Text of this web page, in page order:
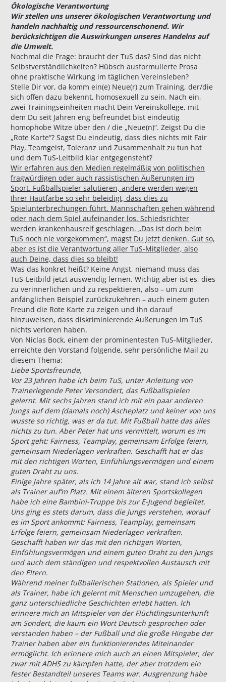
Ökologische Verantwortung
​Wir stellen uns unserer ökologischen Verantwortung und
handeln nachhaltig und ressourcenschonend. Wir
berücksichtigen die Auswirkungen unseres Handelns auf
die Umwelt.
Nochmal die Frage: braucht der TuS das? Sind das nicht
Selbstverständlichkeiten? Hübsch ausformulierte Prosa
ohne praktische Wirkung im täglichen Vereinsleben?
Stelle Dir vor, da komm ein(e) Neue(r) zum Training, der/die
sich offen dazu bekennt, homosexuell zu sein. Nach ein,
zwei Trainingseinheiten macht Dein Vereinskollege, mit
dem Du seit Jahren eng befreundet bist eindeutig
homophobe Witze über den / die „Neue(n)“. Zeigst Du die
„Rote Karte“? Sagst Du eindeutig, dass dies nichts mit Fair
Play, Teamgeist, Toleranz und Zusammenhalt zu tun hat
und dem TuS-Leitbild klar entgegensteht?
Wir erfahren aus den Medien regelmäßig von politischen
fragwürdigen oder auch rassistischen Äußerungen im
Sport. Fußballspieler salutieren, andere werden wegen
Ihrer Hautfarbe so sehr beleidigt, dass dies zu
Spielunterbrechungen führt. Mannschaften gehen während
oder nach dem Spiel aufeinander los. Schiedsrichter
werden krankenhausreif geschlagen. „Das ist doch beim
TuS noch nie vorgekommen“, magst Du jetzt denken. Gut so,
aber es ist die Verantwortung aller TuS-Mitglieder, also
auch Deine, dass dies so bleibt!
Was das konkret heißt? Keine Angst, niemand muss das
TuS-Leitbild jetzt auswendig lernen. Wichtig aber ist es, dies
zu verinnerlichen und zu respektieren, also – um zum
anfänglichen Beispiel zurückzukehren – auch einem guten
Freund die Rote Karte zu zeigen und ihn darauf
hinzuweisen, dass diskriminierende Äußerungen im TuS
nichts verloren haben.
Von Niclas Bock, einem der prominentesten TuS-Mitglieder,
erreichte den Vorstand folgende, sehr persönliche Mail zu
diesem Thema:
Liebe Sportsfreunde,
Vor 23 Jahren habe ich beim TuS, unter Anleitung von
Trainerlegende Peter Versondert, das Fußballspielen
gelernt. Mit sechs Jahren stand ich mit ein paar anderen
Jungs auf dem (damals noch) Ascheplatz und keiner von uns
wusste so richtig, was er da tut. Mit Fußball hatte das alles
nichts zu tun. Aber Peter hat uns vermittelt, worum es im
Sport geht: Fairness, Teamplay, gemeinsam Erfolge feiern,
gemeinsam Niederlagen verkraften. Geschafft hat er das
mit den richtigen Worten, Einfühlungsvermögen und einem
guten Draht zu uns.
Einige Jahre später, als ich 14 Jahre alt war, stand ich selbst
als Trainer auf’m Platz. Mit einem älteren Sportskollegen
habe ich eine Bambini-Truppe bis zur E-Jugend begleitet.
Uns ging es stets darum, dass die Jungs verstehen, worauf
es im Sport ankommt: Fairness, Teamplay, gemeinsam
Erfolge feiern, gemeinsam Niederlagen verkraften.
Geschafft haben wir das mit den richtigen Worten,
Einfühlungsvermögen und einem guten Draht zu den Jungs
und auch dem ständigen und respektvollen Austausch mit
den Eltern.
Während meiner fußballerischen Stationen, als Spieler und
als Trainer, habe ich gelernt mit Menschen umzugehen, die
ganz unterschiedliche Geschichten erlebt hatten. Ich
erinnere mich an Mitspieler von der Flüchtlingsunterkunft
am Sondert, die kaum ein Wort Deutsch gesprochen oder
verstanden haben – der Fußball und die große Hingabe der
Trainer haben aber ein funktionierendes Miteinander
ermöglicht. Ich erinnere mich auch an einen Mitspieler, der
zwar mit ADHS zu kämpfen hatte, der aber trotzdem ein
fester Bestandteil unseres Teams war. Ausgrenzung habe